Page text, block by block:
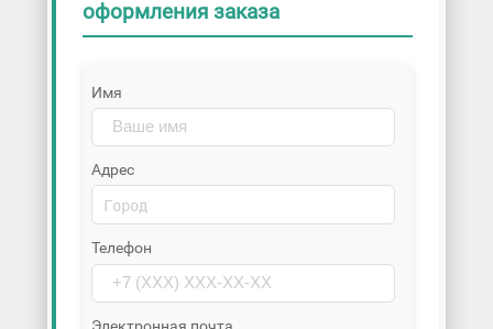
оформления заказа
Имя
Адрес
Телефон
Электронная почта